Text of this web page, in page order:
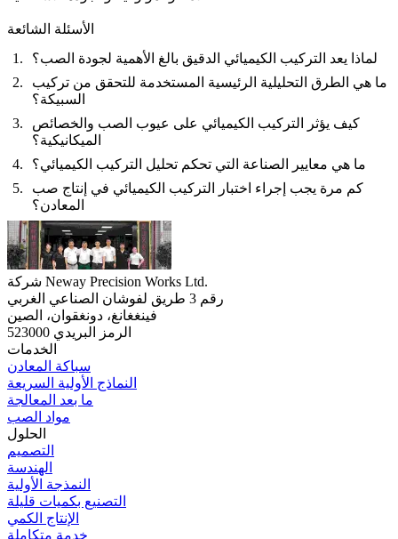
الأسئلة الشائعة
لماذا يعد التركيب الكيميائي الدقيق بالغ الأهمية لجودة الصب؟
ما هي الطرق التحليلية الرئيسية المستخدمة للتحقق من تركيب
السبيكة؟
كيف يؤثر التركيب الكيميائي على عيوب الصب والخصائص
الميكانيكية؟
ما هي معايير الصناعة التي تحكم تحليل التركيب الكيميائي؟
كم مرة يجب إجراء اختبار التركيب الكيميائي في إنتاج صب
المعادن؟
شركة Neway Precision Works Ltd.
رقم 3 طريق لفوشان الصناعي الغربي
فينغغانغ، دونغقوان، الصين
الرمز البريدي 523000
الخدمات
سباكة المعادن
النماذج الأولية السريعة
ما بعد المعالجة
مواد الصب
الحلول
التصميم
الهندسة
النمذجة الأولية
التصنيع بكميات قليلة
الإنتاج الكمي
خدمة متكاملة